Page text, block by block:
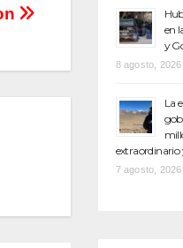
en
y
8 agosto, 2026
La
extraordinario
7 agosto, 2026